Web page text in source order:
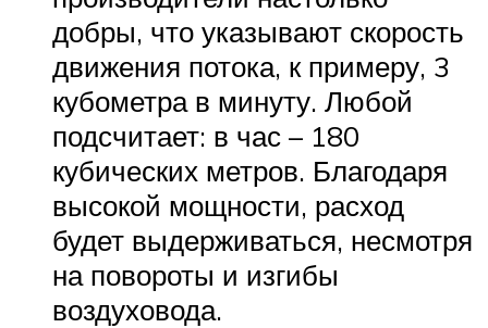
добры, что указывают скорость
движения потока, к примеру, 3
кубометра в минуту. Любой
подсчитает: в час – 180
кубических метров. Благодаря
высокой мощности, расход
будет выдерживаться, несмотря
на повороты и изгибы
воздуховода.